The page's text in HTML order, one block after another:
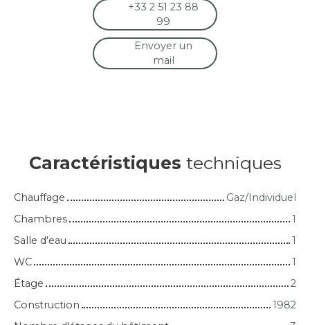
+33 2 51 23 88
99
Envoyer un
mail
Caractéristiques techniques
Chauffage
Gaz/Individuel
Chambres
1
Salle d'eau
1
WC
1
Étage
2
Construction
1982